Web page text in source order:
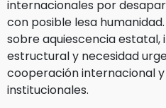
internacionales por
con posible lesa
sobre aquiescencia estatal,
estructural y necesidad
cooperación internacional
institucionales.